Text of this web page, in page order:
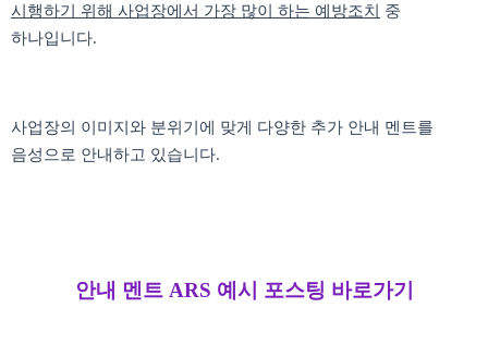
시행하기 위해 사업장에서 가장 많이 하는 예방조치
중
하나입니다.
사업장의 이미지와 분위기에 맞게 다양한 추가 안내 멘트를
음성으로 안내하고 있습니다.
안내 멘트 ARS 예시 포스팅 바로가기